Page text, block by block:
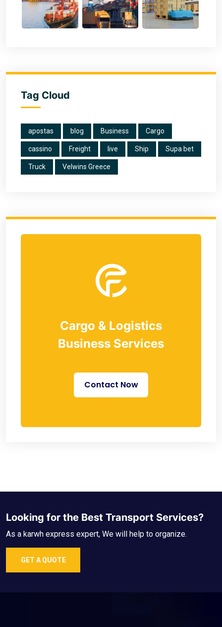
Tag Cloud
apostas blog Business Cargo
cassino Freight live Ship Supa bet
Truck Velwins Greece
Cargo & Logistics
Business Services
Contact Now
Looking for the Best Transport Services?
As a karwh express expert, We will help to organize.
GET A QUOTE